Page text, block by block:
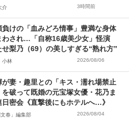
介 3時間前
負けの「血みどろ情事」豊満な身体
わされ…「自称16歳美少女」怪演
梨乃（69）の美しすぎる“熟れ方”
小林 2026/08/06
が妻・趣里との「キス・濡れ場禁止
を破って既婚の元宝塚女優・花乃ま
日密会《直撃後にもホテルへ…》
文春」編集部 2026/08/04